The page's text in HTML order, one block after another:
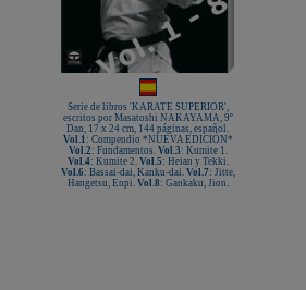
Serie de libros 'KARATE SUPERIOR',
escritos por Masatoshi NAKAYAMA, 9º
Dan, 17 x 24 cm, 144 páginas, español.
Vol.1 : Compendio *NUEVA EDICIÓN*
Vol.2 : Fundamentos. Vol.3 : Kumite 1.
Vol.4: Kumite 2. Vol.5 : Heian y Tekki.
Vol.6 : Bassai-dai, Kanku-dai. Vol.7: Jitte,
Hangetsu, Enpi. Vol.8 : Gankaku, Jion.